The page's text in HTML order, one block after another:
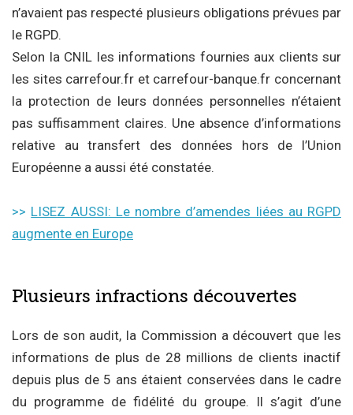
n’avaient pas respecté plusieurs obligations prévues par
le RGPD.
Selon la CNIL les informations fournies aux clients sur
les sites carrefour.fr et carrefour-banque.fr concernant
la protection de leurs données personnelles n’étaient
pas suffisamment claires. Une absence d’informations
relative au transfert des données hors de l’Union
Européenne a aussi été constatée.
>> LISEZ AUSSI: Le nombre d’amendes liées au RGPD
augmente en Europe
Plusieurs infractions découvertes
Lors de son audit, la Commission a découvert que les
informations de plus de 28 millions de clients inactif
depuis plus de 5 ans étaient conservées dans le cadre
du programme de fidélité du groupe. Il s’agit d’une